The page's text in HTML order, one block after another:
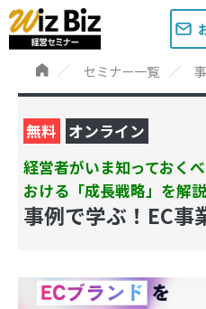
セミナー一覧
無料
オンライン
経営者がいま知っておく
おける「成長戦略」を解説
事例で学ぶ！EC事